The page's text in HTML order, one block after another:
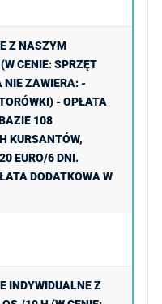
Z NASZYM
CENIE: SPRZĘT
NIE ZAWIERA: -
- OPŁATA
108
KURSANTÓW,
EURO/6 DNI.
DODATKOWA W
INDYWIDUALNE Z